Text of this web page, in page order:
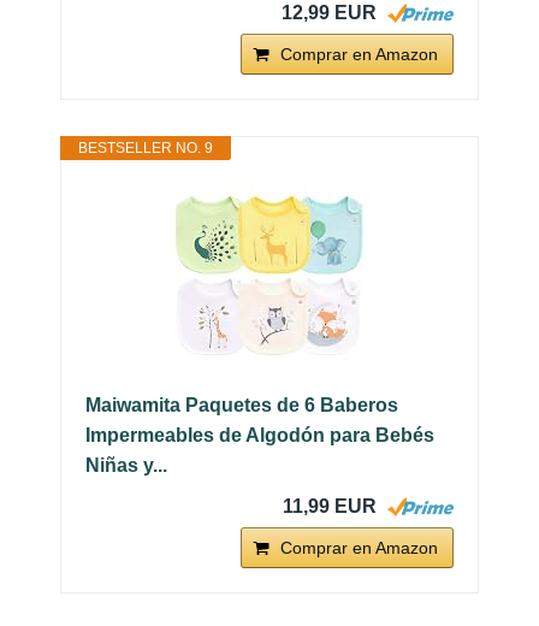
12,99 EUR
Comprar en Amazon
BESTSELLER NO. 9
Maiwamita Paquetes de 6 Baberos
Impermeables de Algodón para Bebés
Niñas y...
11,99 EUR
Comprar en Amazon